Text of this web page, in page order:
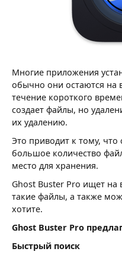
Многие приложения
обычно они остаются
течение короткого
создает файлы, но
их удалению.
Это приводит к тому,
большое количество
место для хранения.
Ghost Buster Pro ищет
такие файлы, а также
хотите.
Ghost Buster Pro
Быстрый поиск